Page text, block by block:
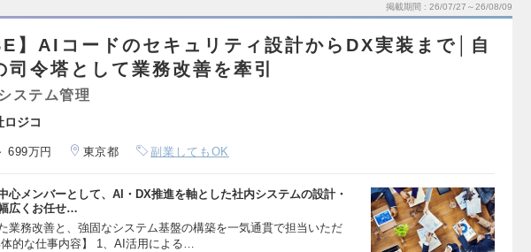
掲載期間 26/07/27～26/08/09
】AIコードのセキュリティ設計からDX実装まで│自
司令塔として業務改善を牽引
ステム管理
ロジコ
699万円 東京都 副業してもOK
心メンバーとして、AI・DX推進を軸とした社内システムの設計・
広くお任せ…
業務改善と、強固なシステム基盤の構築を一気通貫で担当いただ
的な仕事内容】 1、AI活用による…